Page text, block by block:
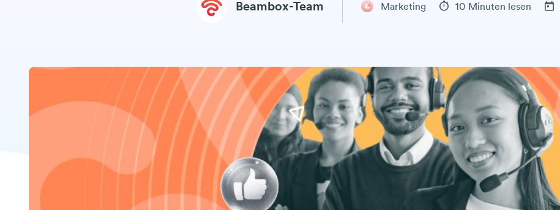
Beambox-Team Marketing 10 Minuten lesen